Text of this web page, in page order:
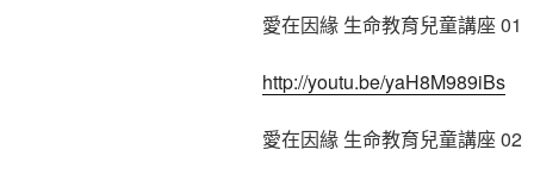
愛在因緣 生命教育兒童講座 01
http://youtu.be/yaH8M989iBs
愛在因緣 生命教育兒童講座 02